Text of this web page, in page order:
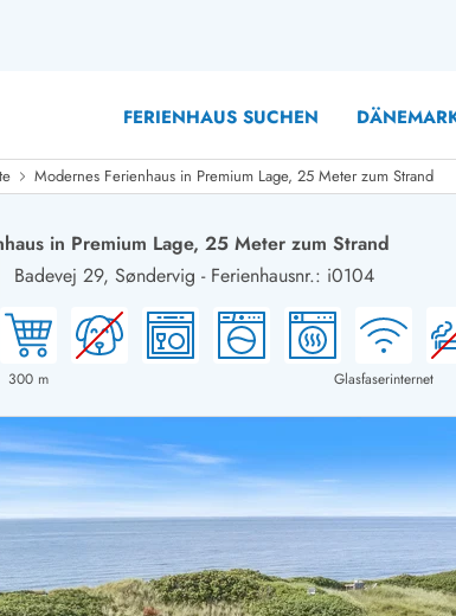
FERIENHAUS SUCHEN
Ferienhäuser mit PoolFerienhäuser mit Hund
inklusive
Ferienhäuser mit
Ferienhäuser für Angler
Ferienhäuser mit
Ferienhäuser mit
Luxus Ferienhäuser
Ferienhäuser mit
Ferienhaus für 2
Ferienhaus für 4
Ferienhaus für 6
Modernes Ferienhaus in Premium Lage, 25 Meter zum Strand
in Premium Lage, 25 Meter zum Strand
Badevej 29, Søndervig - Ferienhausnr.: i0104
300 m Glasfaserinternet